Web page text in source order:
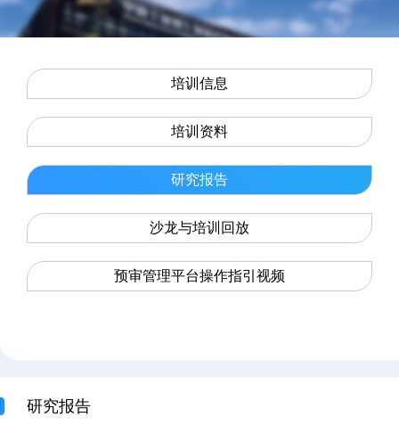
培训信息
培训资料
研究报告
沙龙与培训回放
预审管理平台操作指引视频
研究报告